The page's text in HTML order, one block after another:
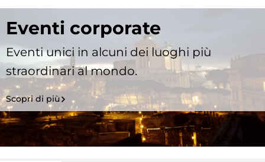
Eventi corporate
Eventi unici in alcuni dei luoghi più
straordinari al mondo.
Scopri di più